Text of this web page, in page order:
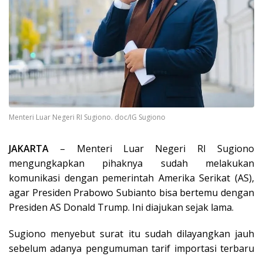
Menteri Luar Negeri RI Sugiono. doc/IG Sugiono
JAKARTA – Menteri Luar Negeri RI Sugiono
mengungkapkan pihaknya sudah melakukan
komunikasi dengan pemerintah Amerika Serikat (AS),
agar Presiden Prabowo Subianto bisa bertemu dengan
Presiden AS Donald Trump. Ini diajukan sejak lama.
Sugiono menyebut surat itu sudah dilayangkan jauh
sebelum adanya pengumuman tarif importasi terbaru